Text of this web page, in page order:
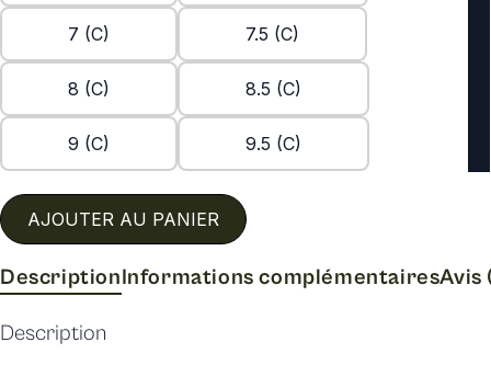
7 (C) 7.5 (C)
8 (C) 8.5 (C)
9 (C) 9.5 (C)
AJOUTER AU PANIER
DescriptionInformations complémentairesAvis
Description